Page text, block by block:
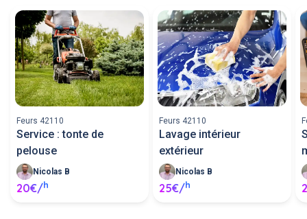
Feurs 42110
Service : tonte de
pelouse
Nicolas B
20€/h
Feurs 42110
Lavage intérieur
extérieur
Nicolas B
25€/h